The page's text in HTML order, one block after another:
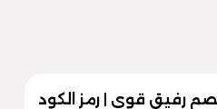
رفيق قوي | رمز الكود